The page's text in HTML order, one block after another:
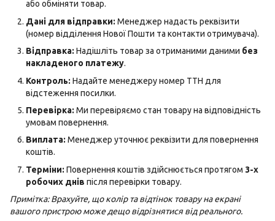
або обміняти товар.
Дані для відправки: Менеджер надасть реквізити
(номер відділення Нової Пошти та контакти отримувача).
Відправка: Надішліть товар за отриманими даними без
накладеного платежу.
Контроль: Надайте менеджеру номер ТТН для
відстеження посилки.
Перевірка: Ми перевіряємо стан товару на відповідність
умовам повернення.
Виплата: Менеджер уточнює реквізити для повернення
коштів.
Терміни: Повернення коштів здійснюється протягом 3-х
робочих днів після перевірки товару.
Примітка: Врахуйте, що колір та відтінок товару на екрані
вашого пристрою може дещо відрізнятися від реального.